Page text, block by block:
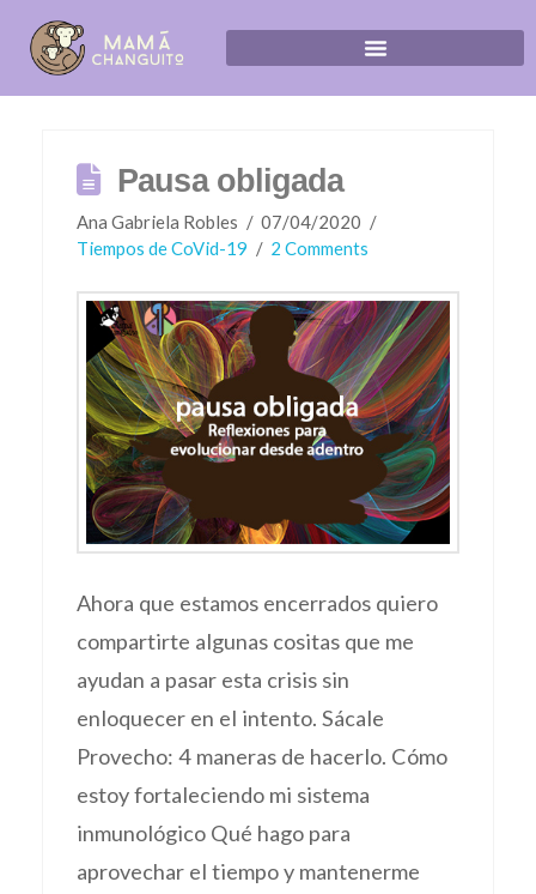
Pausa obligada
Ana Gabriela Robles
07/04/2020
Tiempos de CoVid-19
2 Comments
Ahora que estamos encerrados quiero
compartirte algunas cositas que me
ayudan a pasar esta crisis sin
enloquecer en el intento. Sácale
Provecho: 4 maneras de hacerlo. Cómo
estoy fortaleciendo mi sistema
inmunológico Qué hago para
aprovechar el tiempo y mantenerme